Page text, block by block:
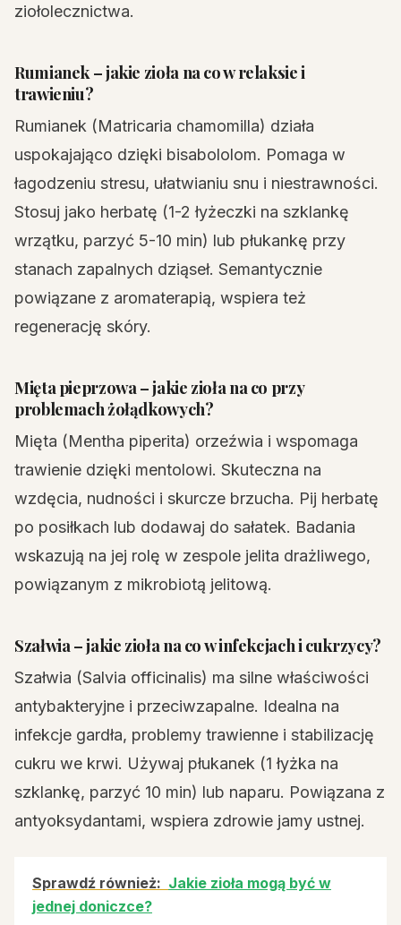
ziołolecznictwa.
Rumianek – jakie zioła na co w relaksie i
trawieniu?
Rumianek (Matricaria chamomilla) działa
uspokajająco dzięki bisabololom. Pomaga w
łagodzeniu stresu, ułatwianiu snu i niestrawności.
Stosuj jako herbatę (1-2 łyżeczki na szklankę
wrzątku, parzyć 5-10 min) lub płukankę przy
stanach zapalnych dziąseł. Semantycznie
powiązane z aromaterapią, wspiera też
regenerację skóry.
Mięta pieprzowa – jakie zioła na co przy
problemach żołądkowych?
Mięta (Mentha piperita) orzeźwia i wspomaga
trawienie dzięki mentolowi. Skuteczna na
wzdęcia, nudności i skurcze brzucha. Pij herbatę
po posiłkach lub dodawaj do sałatek. Badania
wskazują na jej rolę w zespole jelita drażliwego,
powiązanym z mikrobiotą jelitową.
Szałwia – jakie zioła na co w infekcjach i cukrzycy?
Szałwia (Salvia officinalis) ma silne właściwości
antybakteryjne i przeciwzapalne. Idealna na
infekcje gardła, problemy trawienne i stabilizację
cukru we krwi. Używaj płukanek (1 łyżka na
szklankę, parzyć 10 min) lub naparu. Powiązana z
antyoksydantami, wspiera zdrowie jamy ustnej.
Sprawdź również: Jakie zioła mogą być w
jednej doniczce?